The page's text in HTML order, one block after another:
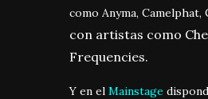
como Anyma,
con artistas como
Frequencies.
Y en el Mainstage